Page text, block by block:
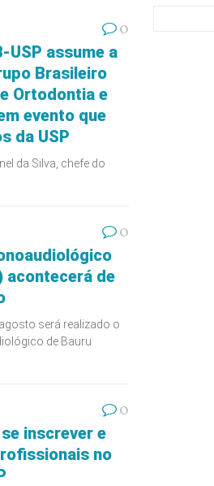
0
USP assume a
Brasileiro
Ortodontia e
evento que
da USP
da Silva, chefe do
0
acontecerá de
será realizado o
de Bauru
0
inscrever e
no